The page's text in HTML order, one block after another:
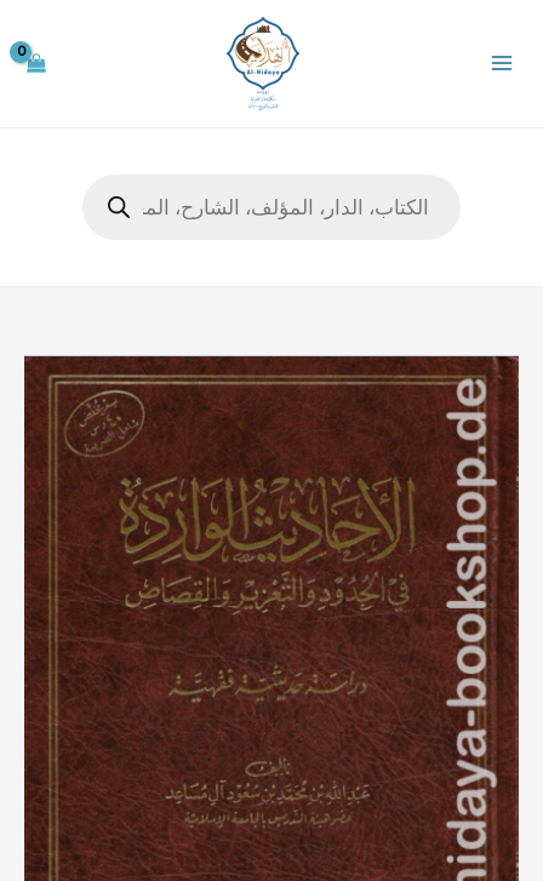
المحتوى
كمية
الأحاديث
الواردة
الحدود
والتعزير
والقصاص
دراسة
حديثية
فقهية